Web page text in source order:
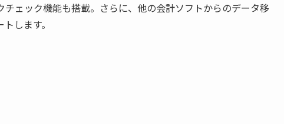
ェック機能も搭載。さらに、他の会計ソフトからのデータ移
します。